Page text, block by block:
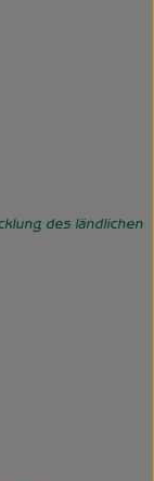
des ländlichen